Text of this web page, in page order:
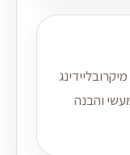
והבנה